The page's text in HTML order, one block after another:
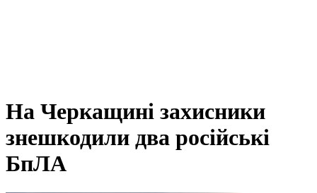
На Черкащині захисники
знешкодили два російські
БпЛА